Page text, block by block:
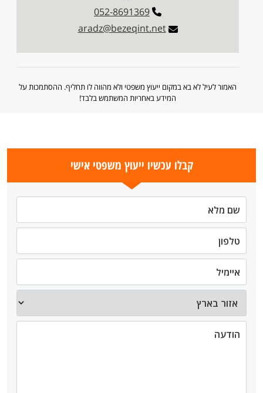
052-8691369
aradz@bezeqint.net
האמור לעיל לא בא במקום ייעוץ משפטי ולא מהווה לו תחליף. ההסתמכות על
המידע באחריות המשתמש בלבד!
קבלו עכשיו ייעוץ משפטי אישי